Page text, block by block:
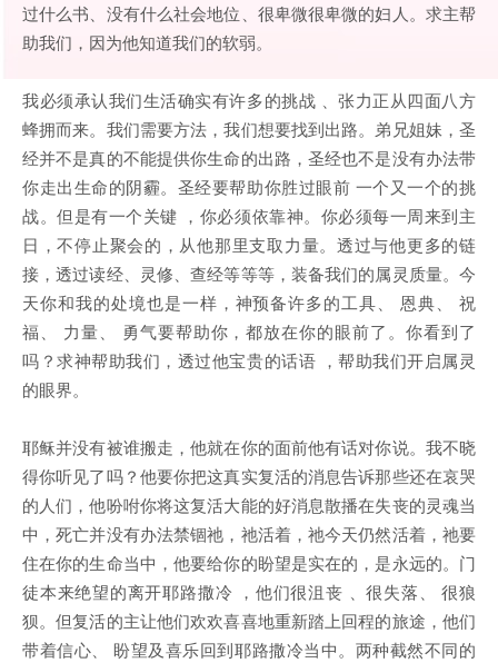
过什么书、没有什么社会地位、很卑微很卑微的妇人。求主帮
助我们，因为他知道我们的软弱。
我必须承认我们生活确实有许多的挑战 、张力正从四面八方
蜂拥而来。我们需要方法，我们想要找到出路。弟兄姐妹，圣
经并不是真的不能提供你生命的出路，圣经也不是没有办法带
你走出生命的阴霾。圣经要帮助你胜过眼前 一个又一个的挑
战。但是有一个关键 ，你必须依靠神。你必须每一周来到主
日，不停止聚会的，从他那里支取力量。透过与他更多的链
接，透过读经、灵修、查经等等等，装备我们的属灵质量。今
天你和我的处境也是一样，神预备许多的工具、 恩典、 祝
福、 力量、 勇气要帮助你，都放在你的眼前了。你看到了
吗？求神帮助我们，透过他宝贵的话语 ，帮助我们开启属灵
的眼界。
耶稣并没有被谁搬走，他就在你的面前他有话对你说。我不晓
得你听见了吗？他要你把这真实复活的消息告诉那些还在哀哭
的人们，他吩咐你将这复活大能的好消息散播在失丧的灵魂当
中，死亡并没有办法禁锢祂，祂活着，祂今天仍然活着，祂要
住在你的生命当中，他要给你的盼望是实在的，是永远的。门
徒本来绝望的离开耶路撒冷 ，他们很沮丧 、很失落、 很狼
狈。但复活的主让他们欢欢喜喜地重新踏上回程的旅途，他们
带着信心、 盼望及喜乐回到耶路撒冷当中。两种截然不同的